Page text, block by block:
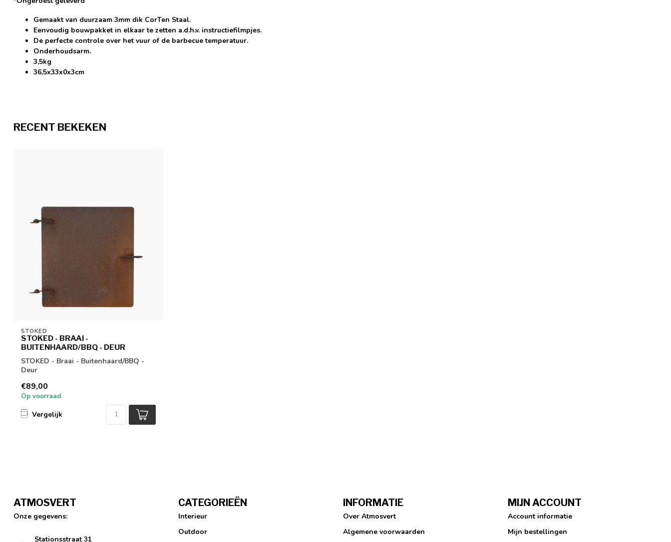
Gemaakt van duurzaam 3mm dik CorTen Staal.
Eenvoudig bouwpakket in elkaar te zetten a.d.h.v. instructiefilmpjes.
De perfecte controle over het vuur of de barbecue temperatuur.
Onderhoudsarm.
3,5kg
36,5x33x0x3cm
RECENT BEKEKEN
STOKED
STOKED - BRAAI -
BUITENHAARD/BBQ - DEUR
STOKED - Braai - Buitenhaard/BBQ -
Deur
€89,00
Op voorraad
Vergelijk
ATMOSVERT
Onze gegevens:
Stationsstraat 31
CATEGORIEËN
Interieur
Outdoor
INFORMATIE
Over Atmosvert
Algemene voorwaarden
MIJN ACCOUNT
Account informatie
Mijn bestellingen